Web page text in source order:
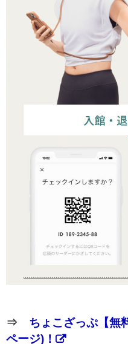
⇒ ちょこざっぷ【無
ページ)！